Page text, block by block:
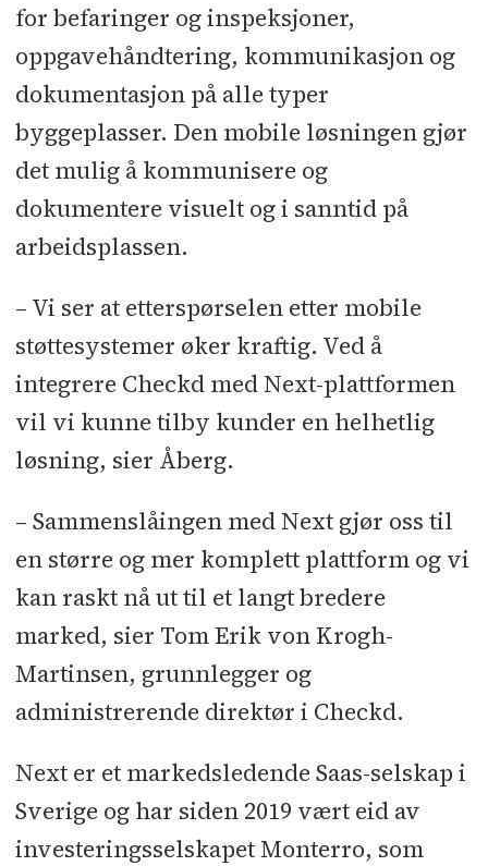
for befaringer og inspeksjoner,
oppgavehåndtering, kommunikasjon og
dokumentasjon på alle typer
byggeplasser. Den mobile løsningen gjør
det mulig å kommunisere og
dokumentere visuelt og i sanntid på
arbeidsplassen.
– Vi ser at etterspørselen etter mobile
støttesystemer øker kraftig. Ved å
integrere Checkd med Next-plattformen
vil vi kunne tilby kunder en helhetlig
løsning, sier Åberg.
– Sammenslåingen med Next gjør oss til
en større og mer komplett plattform og vi
kan raskt nå ut til et langt bredere
marked, sier Tom Erik von Krogh-
Martinsen, grunnlegger og
administrerende direktør i Checkd.
Next er et markedsledende Saas-selskap i
Sverige og har siden 2019 vært eid av
investeringsselskapet Monterro, som